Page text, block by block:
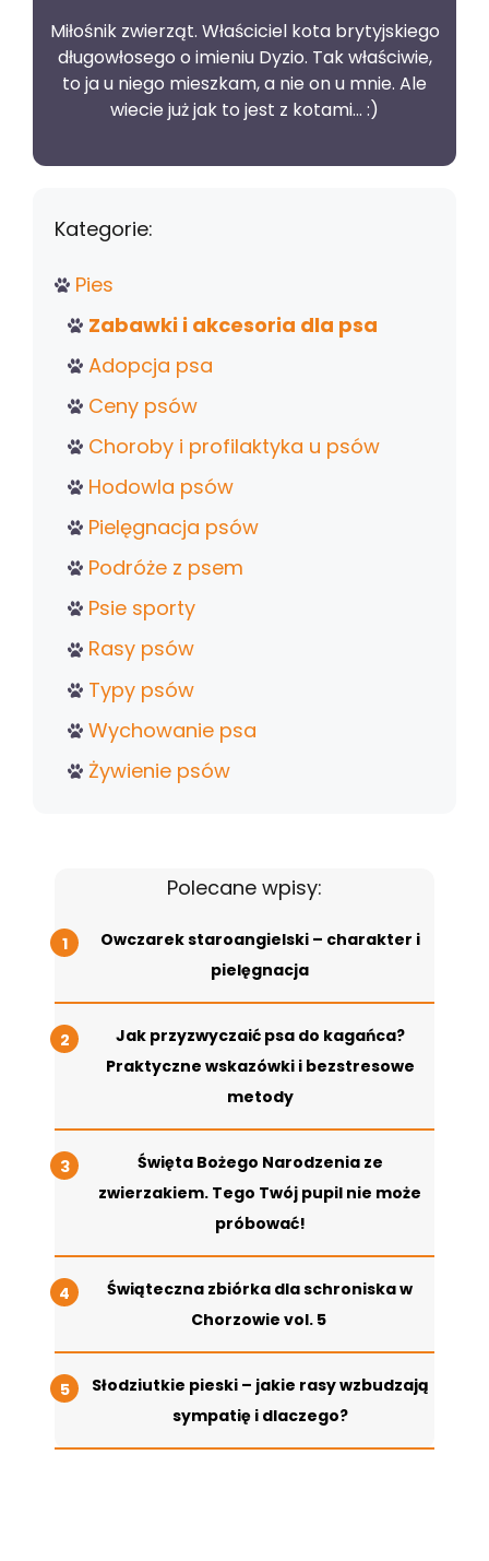
Miłośnik zwierząt. Właściciel kota brytyjskiego
długowłosego o imieniu Dyzio. Tak właściwie,
to ja u niego mieszkam, a nie on u mnie. Ale
wiecie już jak to jest z kotami... :)
Kategorie:
Pies
Zabawki i akcesoria dla psa
Adopcja psa
Ceny psów
Choroby i profilaktyka u psów
Hodowla psów
Pielęgnacja psów
Podróże z psem
Psie sporty
Rasy psów
Typy psów
Wychowanie psa
Żywienie psów
Polecane wpisy:
Owczarek staroangielski – charakter i
pielęgnacja
Jak przyzwyczaić psa do kagańca?
Praktyczne wskazówki i bezstresowe
metody
Święta Bożego Narodzenia ze
zwierzakiem. Tego Twój pupil nie może
próbować!
Świąteczna zbiórka dla schroniska w
Chorzowie vol. 5
Słodziutkie pieski – jakie rasy wzbudzają
sympatię i dlaczego?